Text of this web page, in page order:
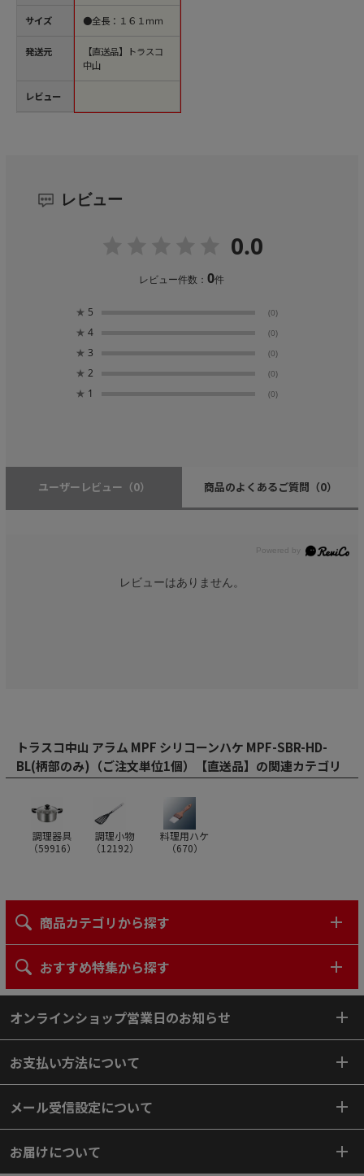
サイズ
発送元
レビュー
●全長：１６１ｍｍ
【直送品】トラスコ
中山
レビュー
0.0
レビュー件数：0件
★ 5 (0)
★ 4 (0)
★ 3 (0)
★ 2 (0)
★ 1 (0)
ユーザーレビュー （0） 商品のよくあるご質問 （0）
レビューはありません。
トラスコ中山 アラム MPF シリコーンハケ MPF-SBR-HD-
BL(柄部のみ)（ご注文単位1個）【直送品】の関連カテゴリ
調理器具
（59916）
調理小物
（12192）
料理用ハケ
（670）
商品カテゴリから探す
おすすめ特集から探す
オンラインショップ営業日のお知らせ
お支払い方法について
メール受信設定について
お届けについて